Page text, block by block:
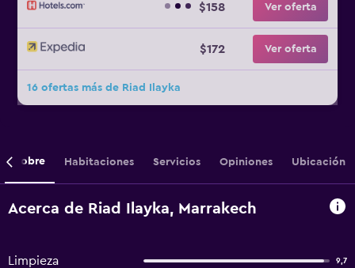
$158 Ver oferta
$172 Ver oferta
16 ofertas más de Riad Ilayka
Sobre Habitaciones Servicios Opiniones Ubicación
Acerca de Riad Ilayka, Marrakech
Limpieza 9,7